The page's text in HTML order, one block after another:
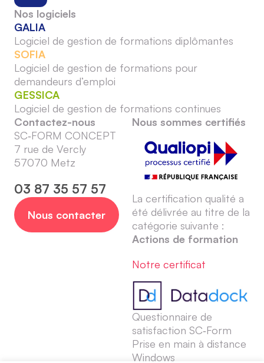
Nos logiciels
GALIA
Logiciel de gestion de formations diplômantes
SOFIA
Logiciel de gestion de formations pour
demandeurs d’emploi
GESSICA
Logiciel de gestion de formations continues
Contactez-nous
SC‑FORM CONCEPT
7 rue de Vercly
57070 Metz
03 87 35 57 57
Nous contacter
Nous sommes certifiés
La certification qualité a
été délivrée au titre de la
catégorie suivante :
Actions de formation
Notre certificat
Questionnaire de
satisfaction SC‑Form
Prise en main à distance
Windows